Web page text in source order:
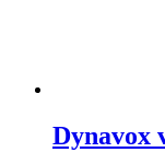
Dynavox